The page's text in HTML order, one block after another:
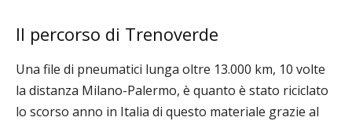
Il percorso di Trenoverde
Una file di pneumatici lunga oltre 13.000 km, 10 volte
la distanza Milano-Palermo, è quanto è stato riciclato
lo scorso anno in Italia di questo materiale grazie al